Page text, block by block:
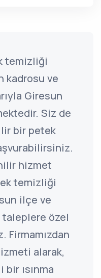
temizliği
kadrosu ve
Giresun
Siz de
bir petek
hizmet
temizliği
ilçe ve
özel
Firmamızdan
alarak,
bir ısınma